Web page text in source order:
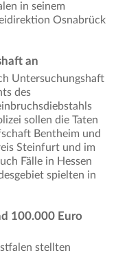
in seinem
Osnabrück
an
Untersuchungshaft
des
sollen die Taten
Bentheim und
Steinfurt und im
Fälle in Hessen
spielten in
100.000 Euro
stellten